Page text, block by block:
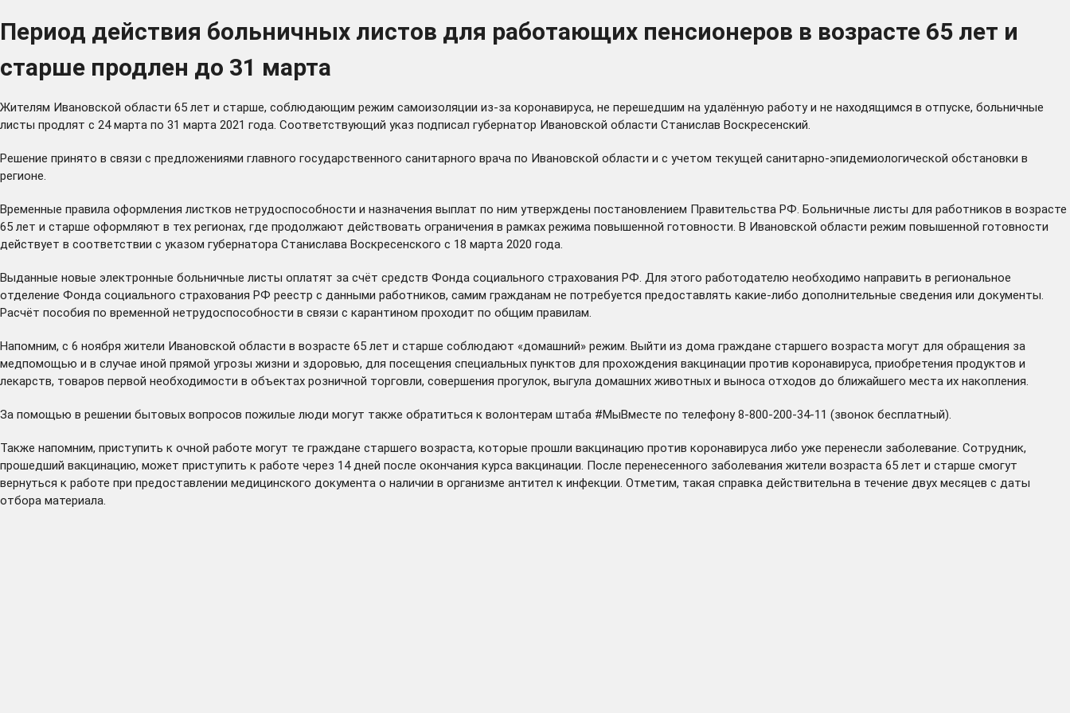
Период действия больничных листов для работающих пенсионеров в возрасте 65 лет и
старше продлен до 31 марта
Жителям Ивановской области 65 лет и старше, соблюдающим режим самоизоляции из-за коронавируса, не перешедшим на удалённую работу и не находящимся в отпуске, больничные
листы продлят с 24 марта по 31 марта 2021 года. Соответствующий указ подписал губернатор Ивановской области Станислав Воскресенский.
Решение принято в связи с предложениями главного государственного санитарного врача по Ивановской области и с учетом текущей санитарно-эпидемиологической обстановки в
регионе.
Временные правила оформления листков нетрудоспособности и назначения выплат по ним утверждены постановлением Правительства РФ. Больничные листы для работников в возрасте
65 лет и старше оформляют в тех регионах, где продолжают действовать ограничения в рамках режима повышенной готовности. В Ивановской области режим повышенной готовности
действует в соответствии с указом губернатора Станислава Воскресенского с 18 марта 2020 года.
Выданные новые электронные больничные листы оплатят за счёт средств Фонда социального страхования РФ. Для этого работодателю необходимо направить в региональное
отделение Фонда социального страхования РФ реестр с данными работников, самим гражданам не потребуется предоставлять какие-либо дополнительные сведения или документы.
Расчёт пособия по временной нетрудоспособности в связи с карантином проходит по общим правилам.
Напомним, с 6 ноября жители Ивановской области в возрасте 65 лет и старше соблюдают «домашний» режим. Выйти из дома граждане старшего возраста могут для обращения за
медпомощью и в случае иной прямой угрозы жизни и здоровью, для посещения специальных пунктов для прохождения вакцинации против коронавируса, приобретения продуктов и
лекарств, товаров первой необходимости в объектах розничной торговли, совершения прогулок, выгула домашних животных и выноса отходов до ближайшего места их накопления.
За помощью в решении бытовых вопросов пожилые люди могут также обратиться к волонтерам штаба #МыВместе по телефону 8-800-200-34-11 (звонок бесплатный).
Также напомним, приступить к очной работе могут те граждане старшего возраста, которые прошли вакцинацию против коронавируса либо уже перенесли заболевание. Сотрудник,
прошедший вакцинацию, может приступить к работе через 14 дней после окончания курса вакцинации. После перенесенного заболевания жители возраста 65 лет и старше смогут
вернуться к работе при предоставлении медицинского документа о наличии в организме антител к инфекции. Отметим, такая справка действительна в течение двух месяцев с даты
отбора материала.